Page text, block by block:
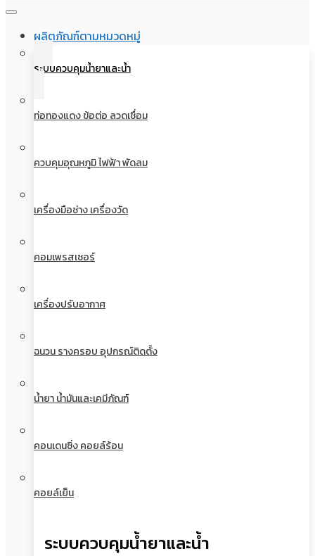
ผลิตภัณฑ์ตามหมวดหมู่
ระบบควบคุมน้ำยาและน้ำ
ท่อทองแดง ข้อต่อ ลวดเชื่อม
ควบคุมอุณหภูมิ ไฟฟ้า พัดลม
เครื่องมือช่าง เครื่องวัด
คอมเพรสเซอร์
เครื่องปรับอากาศ
ฉนวน รางครอบ อุปกรณ์ติดตั้ง
น้ำยา น้ำมันและเคมีภัณฑ์
คอนเดนซิ่ง คอยล์ร้อน
คอยล์เย็น
ระบบควบคุมน้ำยาและน้ำ